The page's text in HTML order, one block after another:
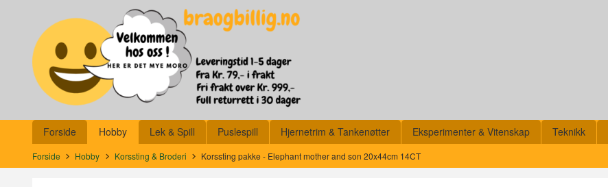
innholdet
Produkter
Forside Hobby Lek & Spill Puslespill Hjernetrim & Tankenøtter Eksperimenter & Vitenskap Teknikk
Forside Hobby Korssting & Broderi Korssting pakke - Elephant mother and son 20x44cm 14CT